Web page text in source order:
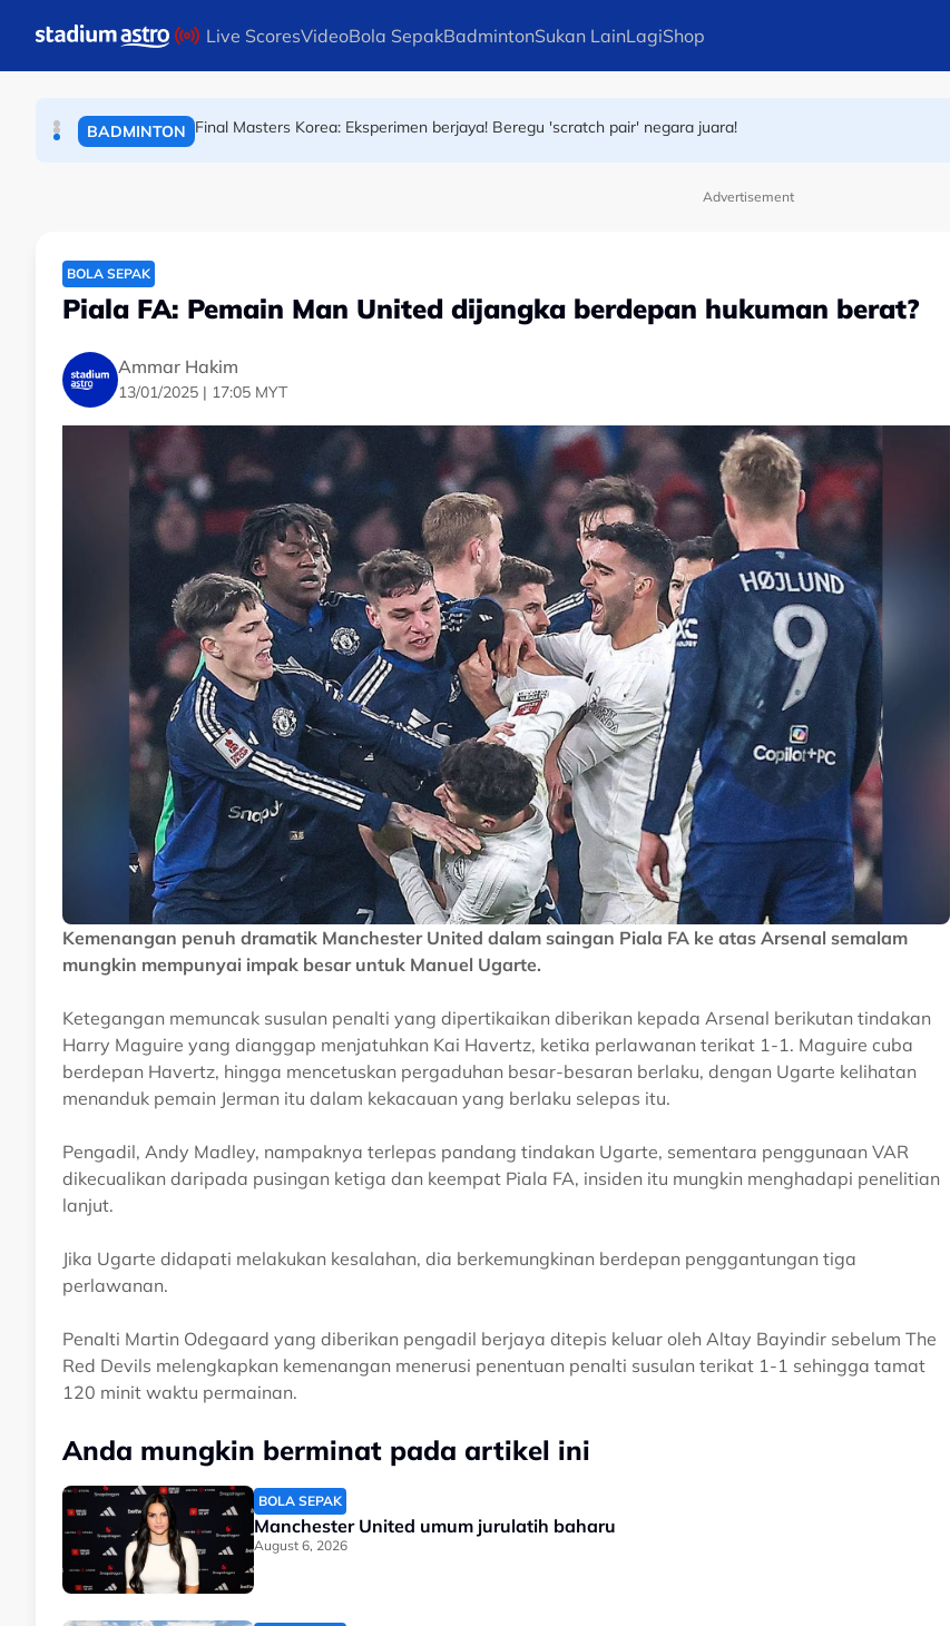
Live ScoresVideoBola SepakBadmintonSukan LainLagiShop
BADMINTON
BOLA SEPAK Piala Menteri Pendidikan: Lima pasukan buru dua slot terakhir ke peringkat suku akhir
Advertisement
BOLA SEPAK
Piala FA: Pemain Man United dijangka berdepan hukuman berat?
Ammar Hakim
13/01/2025 | 17:05 MYT
Kemenangan penuh dramatik Manchester United dalam saingan Piala FA ke atas Arsenal semalam
mungkin mempunyai impak besar untuk Manuel Ugarte.
Ketegangan memuncak susulan penalti yang dipertikaikan diberikan kepada Arsenal berikutan tindakan
Harry Maguire yang dianggap menjatuhkan Kai Havertz, ketika perlawanan terikat 1-1. Maguire cuba
berdepan Havertz, hingga mencetuskan pergaduhan besar-besaran berlaku, dengan Ugarte kelihatan
menanduk pemain Jerman itu dalam kekacauan yang berlaku selepas itu.
Pengadil, Andy Madley, nampaknya terlepas pandang tindakan Ugarte, sementara penggunaan VAR
dikecualikan daripada pusingan ketiga dan keempat Piala FA, insiden itu mungkin menghadapi penelitian
lanjut.
Jika Ugarte didapati melakukan kesalahan, dia berkemungkinan berdepan penggantungan tiga
perlawanan.
Penalti Martin Odegaard yang diberikan pengadil berjaya ditepis keluar oleh Altay Bayindir sebelum The
Red Devils melengkapkan kemenangan menerusi penentuan penalti susulan terikat 1-1 sehingga tamat
120 minit waktu permainan.
Anda mungkin berminat pada artikel ini
BOLA SEPAK
Manchester United umum jurulatih baharu
August 6, 2026